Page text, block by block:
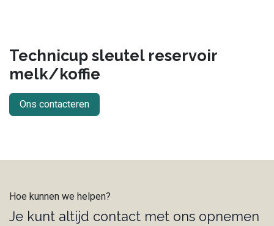
Technicup sleutel reservoir
melk/koffie
Ons contacteren
Hoe kunnen we helpen?
Je kunt altijd contact met ons opnemen